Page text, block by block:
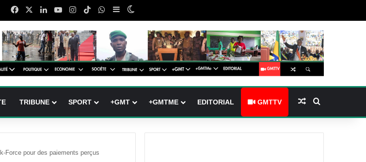
FacebookLinkedinYouTubeInstagram
TikTokWhatsApp
Sidebar (barre latérale)
Switch skin
TRIBUNE SPORT +GMT +GMTME EDITORIAL GMTTV Article Aléatoire
Force pour des paiements perçus